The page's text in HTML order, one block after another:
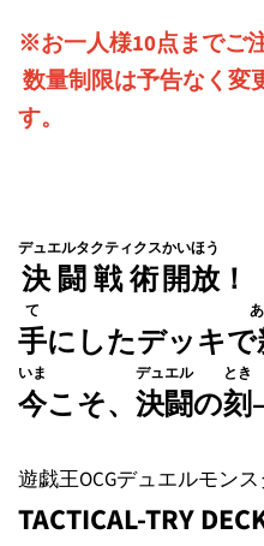
※お一人様10点までご
数量制限は予告なく変
す。
決闘戦術
デュエルタクティクス
開放
かいほう
！
手
て
にしたデッキで
今
いま
こそ、 決闘
デュエル
の刻
とき
遊戯王OCGデュエルモン
TACTICAL-TRY